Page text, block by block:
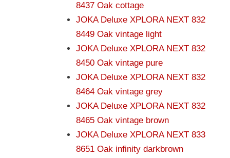
8437 Oak cottage
JOKA Deluxe XPLORA NEXT 832
8449 Oak vintage light
JOKA Deluxe XPLORA NEXT 832
8450 Oak vintage pure
JOKA Deluxe XPLORA NEXT 832
8464 Oak vintage grey
JOKA Deluxe XPLORA NEXT 832
8465 Oak vintage brown
JOKA Deluxe XPLORA NEXT 833
8651 Oak infinity darkbrown